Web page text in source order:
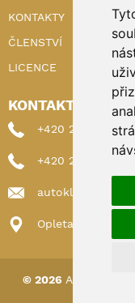
KONTAKTY
ČLENSTVÍ
LICENCE
KONTAKTY
+420 222 898
+420 222 898
Opletalova 1337/
© 2026 AUTOKLUB